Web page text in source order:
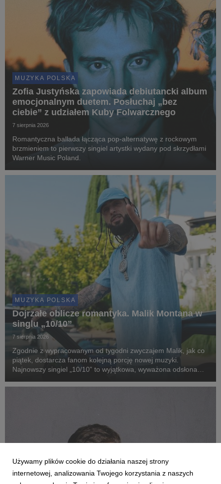
MUZYKA POLSKA
Zofia Justyńska zapowiada debiutancki album
emocjonalnym duetem. Posłuchaj „bez
ciebie” z udziałem Kuby Folwarcznego
7 sierpnia 2026
Romantyczna ballada łącząca pop-alternatywę z rockowym
brzmieniem to pierwszy singiel artystki wydany pod skrzydłami
Warner Music Poland.
MUZYKA POLSKA
Dojrzałe oblicze romantyka. Malik Montana w
singlu „10/10”
7 sierpnia 2026
Zgodnie z wypracowanym od tygodni zwyczajem Malik, jak co
piątek, dostarcza fanom kolejną porcję nowej muzyki.
Najnowszy singiel „10/10” to wyjątkowa, wyważona odsłona
zaskakująco dojrzałą, romantyczną liryką.
Używamy plików cookie do działania naszej strony
internetowej, analizowania Twojego korzystania z naszych